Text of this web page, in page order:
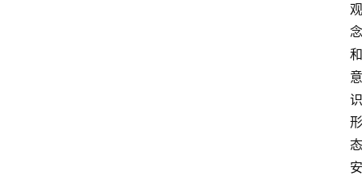
观
念
和
意
识
形
态
安